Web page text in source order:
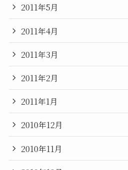
2011年5月
2011年4月
2011年3月
2011年2月
2011年1月
2010年12月
2010年11月